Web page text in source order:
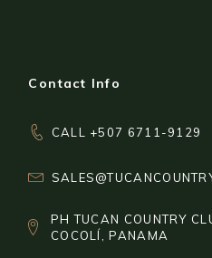
Contact Info
CALL +507 6711-9129
PH TUCAN COUNTRY
COCOLÍ, PANAMA